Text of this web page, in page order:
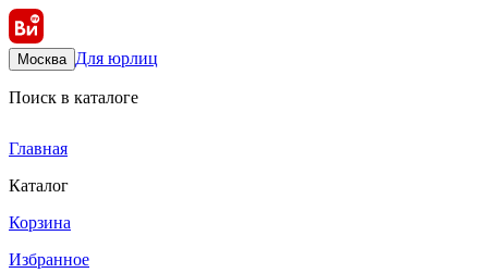
Москва Для юрлиц
Поиск в каталоге
Главная
Каталог
Корзина
Избранное